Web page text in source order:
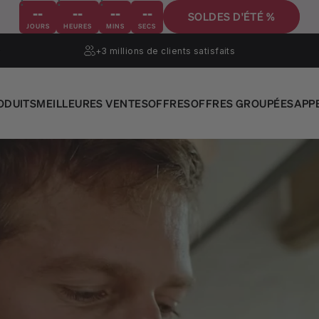
--
JOURS
--
HEURES
--
MINS
--
SECS
SOLDES D'ÉTÉ %
+3 millions de clients satisfaits
MEILLEURES VENTESOFFRESOFFRES GROUPÉESAPP